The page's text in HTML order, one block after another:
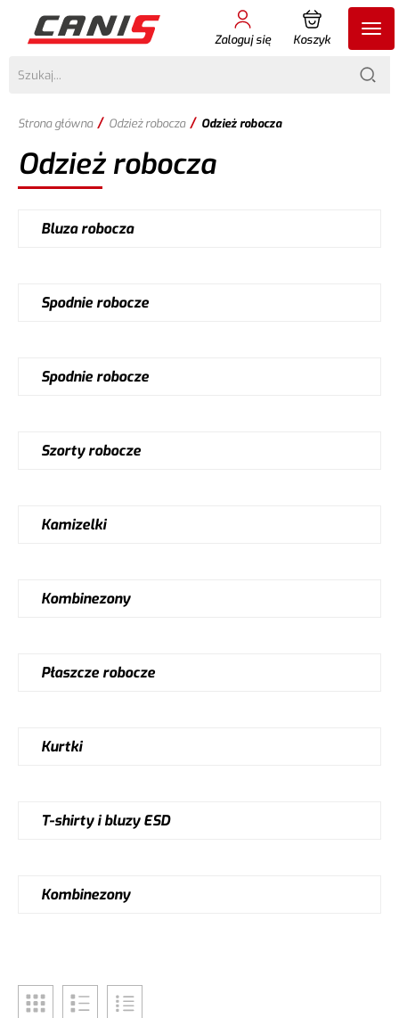
Zaloguj się Koszyk
Strona główna / Odzież robocza / Odzież robocza
Odzież robocza
Bluza robocza
Spodnie robocze
Spodnie robocze
Szorty robocze
Kamizelki
Kombinezony
Płaszcze robocze
Kurtki
T-shirty i bluzy ESD
Kombinezony